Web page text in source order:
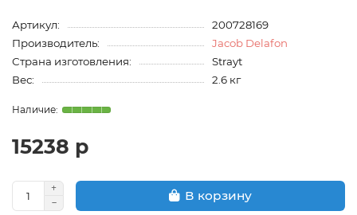
Артикул:
200728169
Производитель:
Jacob Delafon
Страна изготовления:
Strayt
Вес:
2.6 кг
15238 р
В корзину